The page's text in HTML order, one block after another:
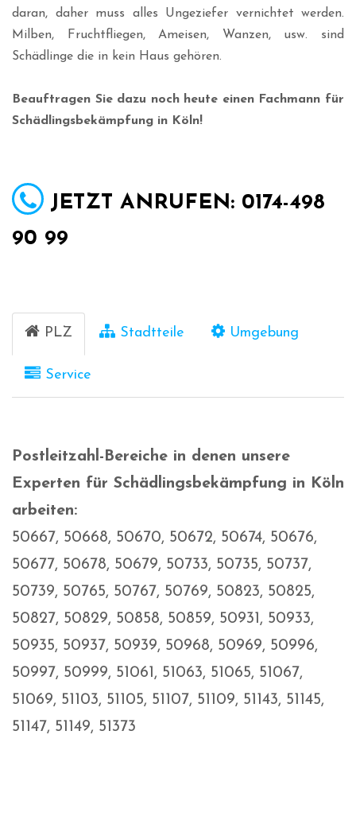
daran, daher muss alles Ungeziefer vernichtet werden.
Milben, Fruchtfliegen, Ameisen, Wanzen, usw. sind
Schädlinge die in kein Haus gehören.
Beauftragen Sie dazu noch heute einen Fachmann für
Schädlingsbekämpfung in Köln!
JETZT ANRUFEN: 0174-498
90 99
PLZ Stadtteile Umgebung
Service
Postleitzahl-Bereiche in denen unsere
Experten für Schädlingsbekämpfung in Köln
arbeiten:
50667, 50668, 50670, 50672, 50674, 50676,
50677, 50678, 50679, 50733, 50735, 50737,
50739, 50765, 50767, 50769, 50823, 50825,
50827, 50829, 50858, 50859, 50931, 50933,
50935, 50937, 50939, 50968, 50969, 50996,
50997, 50999, 51061, 51063, 51065, 51067,
51069, 51103, 51105, 51107, 51109, 51143, 51145,
51147, 51149, 51373